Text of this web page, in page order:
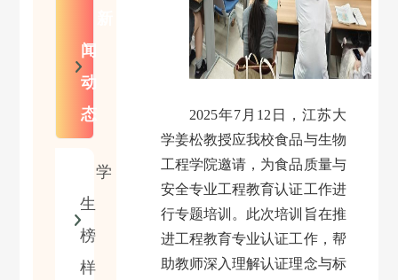
闻
动
态
学
生
榜
样
2025年7月 1 2 日，江苏大
学姜松教授应我校食品与生物
工程学院邀请，为食品质量与
安全专业工程教育认证工作进
行专题培训。此次培训旨在推
进工程教育专业认证工作，帮
助教师深入理解认证理念与标